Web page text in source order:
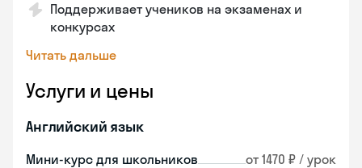
Поддерживает учеников на экзаменах и
конкурсах
Читать дальше
Услуги и цены
Английский язык
Мини-курс для школьников от 1470 ₽ / урок